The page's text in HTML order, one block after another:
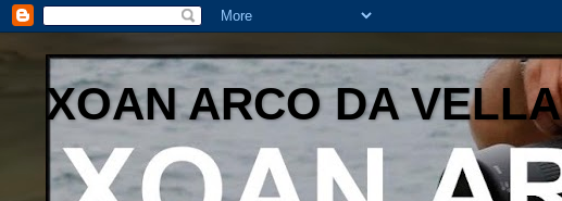
XOAN ARCO DA VELLA